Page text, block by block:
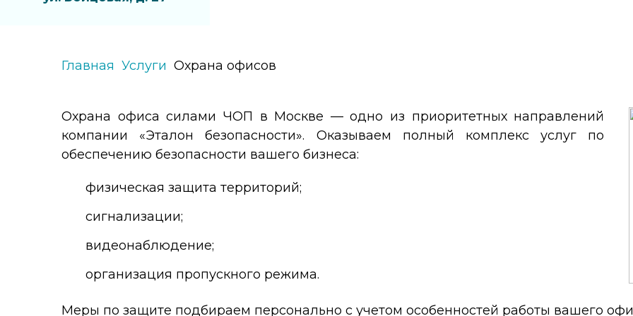
Главная Услуги Охрана офисов
Охрана офиса силами ЧОП в Москве — одно из приоритетных направлений
компании «Эталон безопасности». Оказываем полный комплекс услуг по
обеспечению безопасности вашего бизнеса:
физическая защита территорий;
сигнализации;
видеонаблюдение;
организация пропускного режима.
Меры по защите подбираем персонально с учетом особенностей работы вашего